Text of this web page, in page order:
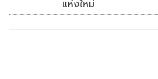
แห่งใหม่